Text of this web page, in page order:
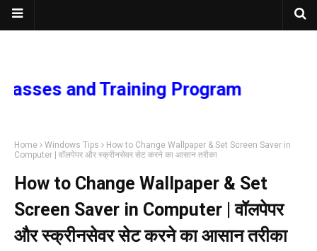
and Training Program
Home Windows Tips
How to Change Wallpaper & Set Screen Saver in
Computer | वॉलपेपर और स्क्रीनसेवर सेट करने का आसान तरीका
How to Change Wallpaper & Set
Screen Saver in Computer | वॉलपेपर
और स्क्रीनसेवर सेट करने का आसान तरीका